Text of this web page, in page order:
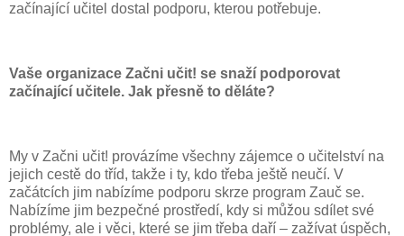
začínající učitel dostal podporu, kterou potřebuje.
Vaše organizace Začni učit! se snaží podporovat
začínající učitele. Jak přesně to děláte?
My v Začni učit! provázíme všechny zájemce o učitelství na
jejich cestě do tříd, takže i ty, kdo třeba ještě neučí. V
začátcích jim nabízíme podporu skrze program Zauč se.
Nabízíme jim bezpečné prostředí, kdy si můžou sdílet své
problémy, ale i věci, které se jim třeba daří – zažívat úspěch,